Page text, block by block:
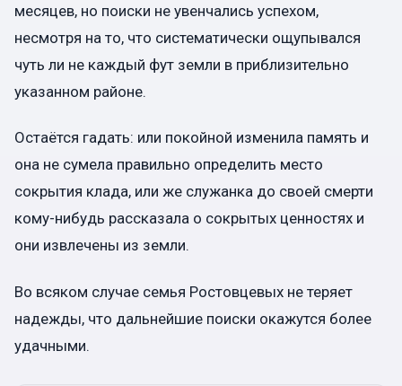
месяцев, но поиски не увенчались успехом,
несмотря на то, что систематически ощупывался
чуть ли не каждый фут земли в приблизительно
указанном районе.
Остаётся гадать: или покойной изменила память и
она не сумела правильно определить место
сокрытия клада, или же служанка до своей смерти
кому-нибудь рассказала о сокрытых ценностях и
они извлечены из земли.
Во всяком случае семья Ростовцевых не теряет
надежды, что дальнейшие поиски окажутся более
удачными.